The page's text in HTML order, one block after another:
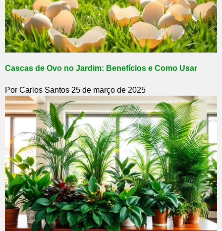
Cascas de Ovo no Jardim: Benefícios e Como Usar
Por Carlos Santos 25 de março de 2025